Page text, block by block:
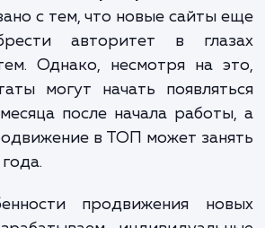
проявиться не сразу. Однако с
трафика и улучшение позиций в
стратегию для каждого
потребности и цели вашего
вашему сайту наиболее